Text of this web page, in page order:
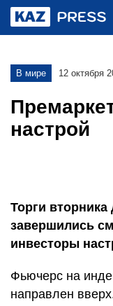
В мире 12 октября
настрой
Торги
завершились
инвесторы
Фьючерс на
направлен